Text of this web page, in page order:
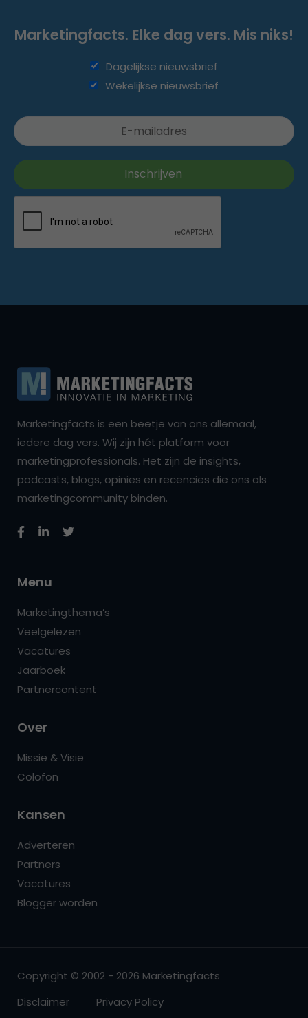
Marketingfacts. Elke dag vers. Mis niks!
Dagelijkse nieuwsbrief
Wekelijkse nieuwsbrief
Marketingfacts is een beetje van ons allemaal,
iedere dag vers. Wij zijn hét platform voor
marketingprofessionals. Het zijn de insights,
podcasts, blogs, opinies en recencies die ons als
marketingcommunity binden.
Menu
Marketingthema’s
Veelgelezen
Vacatures
Jaarboek
Partnercontent
Over
Missie & Visie
Colofon
Kansen
Adverteren
Partners
Vacatures
Blogger worden
Copyright © 2002 - 2026 Marketingfacts
Disclaimer
Privacy Policy